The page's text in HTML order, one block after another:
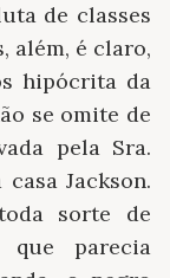
de classes
além, é claro,
hipócrita da
se omite de
pela Sra.
Jackson.
sorte de
que parecia